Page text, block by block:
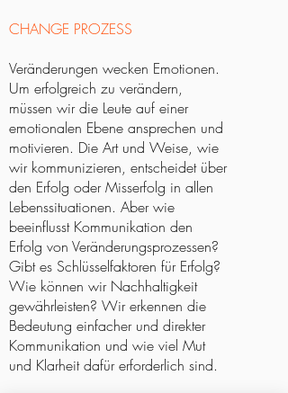
CHANGE PROZESS
Veränderungen wecken Emotionen.
Um erfolgreich zu verändern,
müssen wir die Leute auf einer
emotionalen Ebene ansprechen und
motivieren. Die Art und Weise, wie
wir kommunizieren, entscheidet über
den Erfolg oder Misserfolg in allen
Lebenssituationen. Aber wie
beeinflusst Kommunikation den
Erfolg von Veränderungsprozessen?
Gibt es Schlüsselfaktoren für Erfolg?
Wie können wir Nachhaltigkeit
gewährleisten? Wir erkennen die
Bedeutung einfacher und direkter
Kommunikation und wie viel Mut
und Klarheit dafür erforderlich sind.